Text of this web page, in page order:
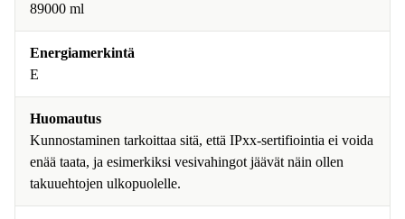
89000 ml
Energiamerkintä
E
Huomautus
Kunnostaminen tarkoittaa sitä, että IPxx-sertifiointia ei voida
enää taata, ja esimerkiksi vesivahingot jäävät näin ollen
takuuehtojen ulkopuolelle.